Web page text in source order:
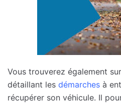
Vous trouverez également
détaillant les démarches à
récupérer son véhicule. Il